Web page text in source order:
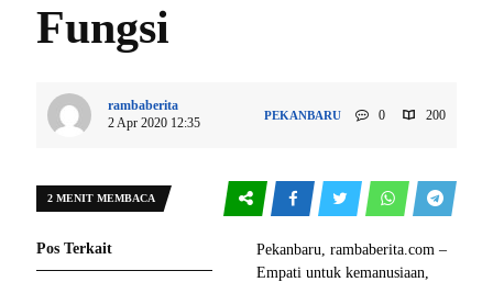
Fungsi
rambaberita
2 Apr 2020 12:35
PEKANBARU 0 200
2 MENIT MEMBACA
Pekanbaru, rambaberita.com –
Empati untuk kemanusiaan,
Pos Terkait